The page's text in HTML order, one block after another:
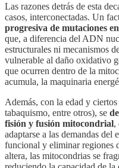
Las razones detrás de esta
casos, interconectadas. Un
progresiva de mutaciones
que, a diferencia del ADN
estructurales ni mecanismos
vulnerable al daño oxidativo
que ocurren dentro de la
acumula, la maquinaria
Además, con la edad y
tabaquismo, entre otros), se
fisión y fusión mitocondrial,
adaptarse a las demandas
funcional y eliminar regiones
altera, las mitocondrias se